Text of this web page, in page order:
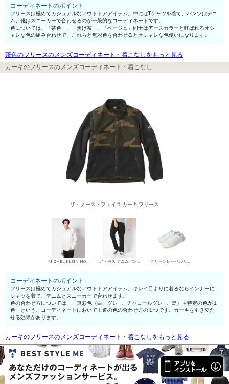
コーディネートのポイント
フリースは極めてカジュアルなアウトドアアイテム。中にはTシャツを着て、パンツはデニ
ム、靴はスニーカーで合わせるのが一般的なコーディネートです。
色については、「茶色」、「焦げ茶」、「ベージュ」同士はアースカラーと呼ばれるオシ
ャレな色の組み合わせで、これらと無彩色を合わせるとオシャレな色使いになります。
茶色のフリースのメンズコーディネート・着こなしをもっと見る
カーキのフリースのメンズコーディネート・着こなし
ザ・ノース・フェイス カーキ フリース
MICHEL KLEIN HOMME シャツ アトモス デニムパンツ・ジーンズ グリーンレーベルリラクシング ローカットスニーカー
コーディネートのポイント
フリースは極めてカジュアルなアウトドアアイテム。キレイ目よりに着るならインナーに
シャツを着て、デニムとスニーカーで合わせます。
色の合わせ方については、「無彩色（白、グレ—、チャコールグレ—、黒）＋特定の色が１
色」という、コーディネートにおいて王道の色の合わせ方の１つです。カーキを引き立た
せる効果があります。
カーキのフリースのメンズコーディネート・着こなしをもっと見る